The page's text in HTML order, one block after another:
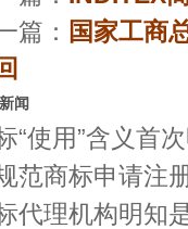
篇： 国家工商
闻
“使用”含义首
规范商标申请注
代理机构明知